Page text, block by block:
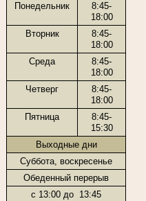
Понедельник
8:45-
18:00
Вторник
8:45-
18:00
Среда
8:45-
18:00
Четверг
8:45-
18:00
Пятница
8:45-
15:30
Выходные дни
Суббота, воскресенье
Обеденный перерыв
с 13:00 до 13:45